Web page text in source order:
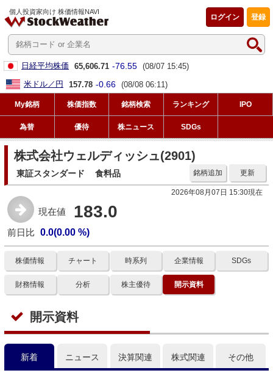
個人投資家向け 株価情報NAVI
登録
ログイン
日経平均株価 65,606.71 -76.55 (08/07 15:45)
米ドル／円
157.78 -0.66 (08/08 06:11)
My銘柄 株価指数 銘柄検索 ランキング IPO
為替 優待 株ニュース SDGs
株式会社ウェルディッシュ(2901)
東証スタンダード 食料品 更新
銘柄追加
2026年08月07日 15:30現在
現在値 183.0
前日比 0.0(0.00 %)
株価情報 チャート 時系列 企業情報 SDGs
財務情報 分析 株主優待 開示資料
開示資料
新着 ニュース 決算関連 株式関連 その他